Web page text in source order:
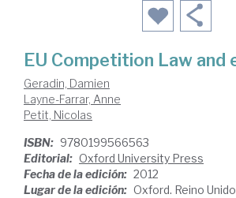
EU Competition Law and
Geradin, Damien
Layne-Farrar, Anne
Petit, Nicolas
ISBN: 9780199566563
Editorial: Oxford University Press
Fecha de la edición: 2012
Lugar de la edición: Oxford. Reino Unido